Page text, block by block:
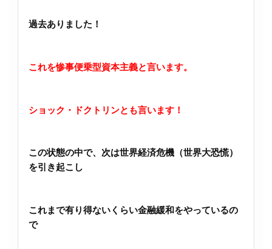
過去ありました！
これを惨事便乗型資本主義と言います。
ショック・ドクトリンとも言います！
この状態の中で、次は世界経済危機（世界大恐慌）
を引き起こし
これまで有り得ないくらい金融緩和をやっているの
で